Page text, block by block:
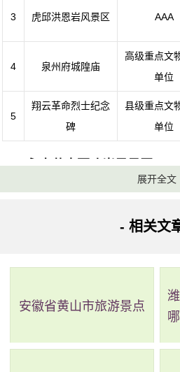
3 虎邱洪恩岩风景区 AAA
4 泉州府城隍庙
高级重点文
单位
5
翔云革命烈士纪念
碑
县级重点文
单位
1、永春蓬壶百丈岩风景区
电话：
地址：泉州市永春县蓬壶镇观
永春县蓬壶百丈岩是马德山上
为“小泰山”。它因独特的地理位置
五彩巨石形似向天烛火而被誉为百
景点如百丈梯田、千年古柏、掏0
展开全文
- 相关文
安徽省黄山市旅游景点